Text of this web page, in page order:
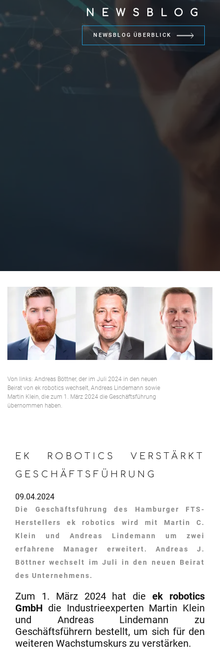
NEWSBLOG
NEWSBLOG ÜBERBLICK
EK ROBOTICS VERSTÄRKT
GESCHÄFTSFÜHRUNG
09.04.2024
Die Geschäftsführung des Hamburger FTS-
Herstellers ek robotics wird mit Martin C.
Klein und Andreas Lindemann um zwei
erfahrene Manager erweitert. Andreas J.
Böttner wechselt im Juli in den neuen Beirat
des Unternehmens.
Zum 1. März 2024 hat dieek robotics
GmbH die Industrieexperten Martin Klein
und Andreas Lindemann zu
Geschäftsführern bestellt, um sich für den
weiteren Wachstumskurs zu verstärken.
Von links: Andreas Böttner, der im Juli 2024 in den neuen
Beirat von ek robotics wechselt, Andreas Lindemann sowie
Martin Klein, die zum 1. März 2024 die Geschäftsführung
übernommen haben.